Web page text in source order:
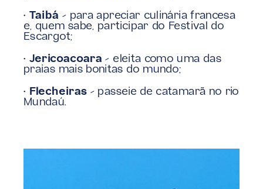
• Taibá – para apreciar culinária francesa
e, quem sabe, participar do Festival do
Escargot;
• Jericoacoara – eleita como uma das
praias mais bonitas do mundo;
• Flecheiras – passeie de catamarã no rio
Mundaú.